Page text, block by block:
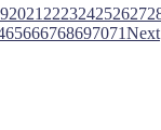
2021 222324252627
65666768697071Next